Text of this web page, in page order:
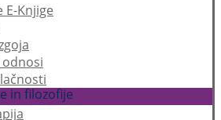
in filozofije
E-Knjige